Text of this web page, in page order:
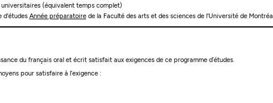
(équivalent temps complet)
d'études Année préparatoirede la Faculté des arts et des sciences de l'Université de Montréal
du français oral et écrit satisfait aux exigences de ce programme d’études.
pour satisfaire à l’exigence :